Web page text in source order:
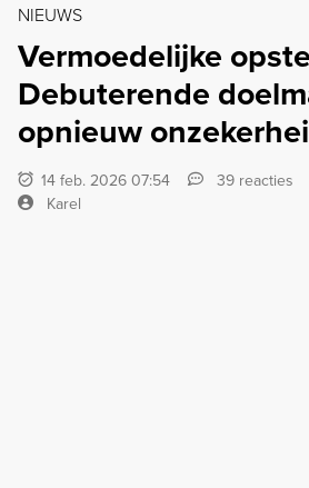
NIEUWS
Vermoedelijke
Debuterende
opnieuw
14 feb. 2026 07:54
39 reacties
Karel